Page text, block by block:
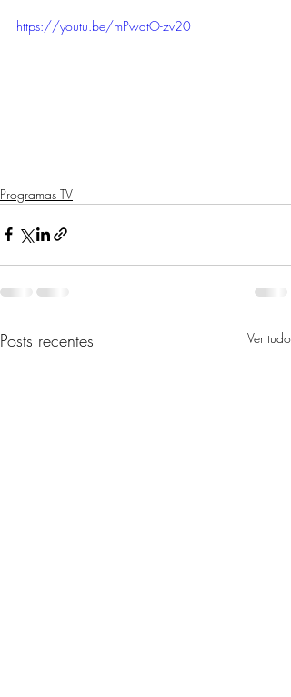
https://youtu.be/mPwqtO-zv20
Programas TV
Posts recentes Ver tudo